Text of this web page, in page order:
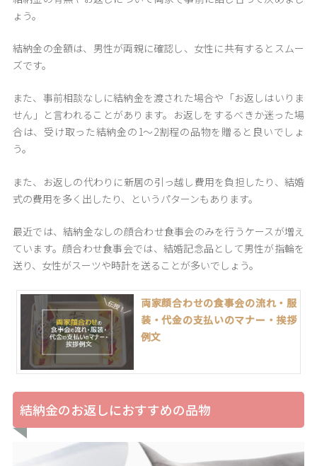
ょう。
結納金の金額は、男性が両親に確認し、女性に共有するとスムー
ズです。
また、事前相談なしに結納金を渡された場合や「お返しはいりま
せん」と言われることがあります。お返しをするべきか迷った場
合は、受け取った結納金の1～2割程の品物を贈ると良いでしょ
う。
また、お返しの代わりに新居の引っ越し費用を負担したり、結婚
式の費用を多く出したり、というパターンもあります。
最近では、結納金なしの顔合わせ食事会のみを行うケースが増え
ています。顔合わせ食事会では、結婚記念品として男性が指輪を
送り、女性がスーツや時計を送ることが多いでしょう。
両家顔合わせの食事会の流れ・服
装・代金の支払いのマナー・挨拶
例文
結納金のお返しにおすすめの品物